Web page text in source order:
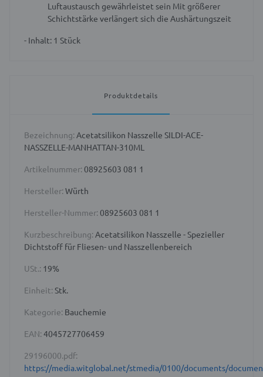
Luftaustausch gewährleistet sein Mit größerer
Schichtstärke verlängert sich die Aushärtungszeit
- Inhalt: 1 Stück
Produktdetails
Bezeichnung: Acetatsilikon Nasszelle SILDI-ACE-
NASSZELLE-MANHATTAN-310ML
Artikelnummer: 08925603 081 1
Hersteller: Würth
Hersteller-Nummer: 08925603 081 1
Kurzbeschreibung: Acetatsilikon Nasszelle - Spezieller
Dichtstoff für Fliesen- und Nasszellenbereich
USt.: 19%
Einheit: Stk.
Kategorie: Bauchemie
EAN: 4045727706459
29196000.pdf:
https://media.witglobal.net/stmedia/0100/documents/